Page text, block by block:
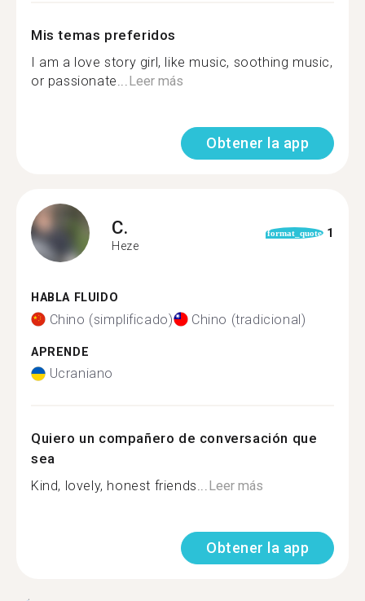
Mis temas preferidos
I am a love story girl, like music, soothing music,
or passionate...Leer más
Obtener la app
C.
Heze
format_quote 1
HABLA FLUIDO
Chino (simplificado) Chino (tradicional)
APRENDE
Ucraniano
Quiero un compañero de conversación que
sea
Kind, lovely, honest friends...Leer más
Obtener la app